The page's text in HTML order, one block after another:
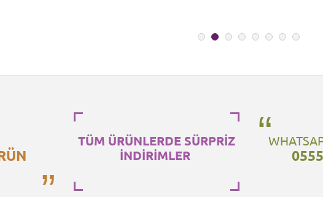
TÜM ÜRÜNLERDE SÜRPRİZ
İNDİRİMLER